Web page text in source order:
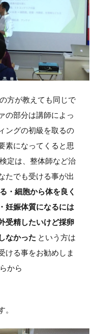
方が教えても同じで
の部分は講師によっ
ングの初級を取るの
素になってくると思
定は、整体師など治
たでも受ける事が出
・細胞から体を良く
・妊娠体質になるには
受精したいけど採卵
なかった という方は
ける事をお勧めしま
から